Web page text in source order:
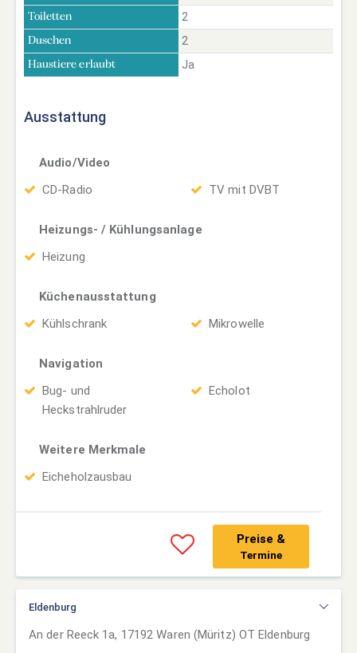
Toiletten 2
Duschen 2
Haustiere erlaubt Ja
Ausstattung
Audio/Video
CD-Radio
TV mit DVBT
Heizungs- / Kühlungsanlage
Heizung
Küchenausstattung
Kühlschrank
Mikrowelle
Navigation
Bug- und
Heckstrahlruder
Echolot
Weitere Merkmale
Eicheholzausbau
Preise &
Termine
Eldenburg
An der Reeck 1a, 17192 Waren (Müritz) OT Eldenburg